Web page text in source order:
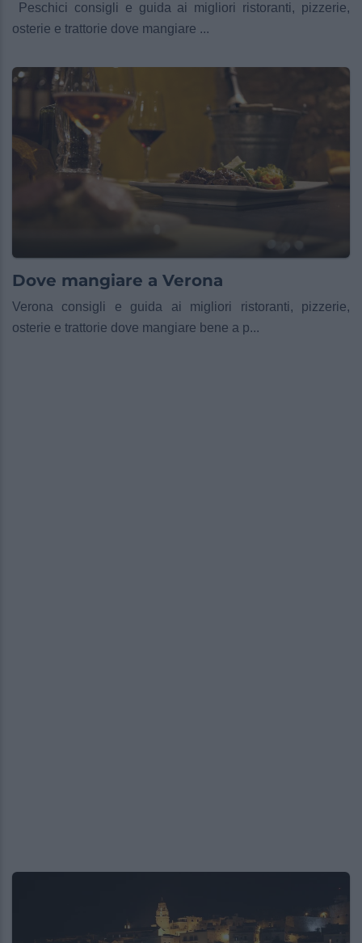
Peschici consigli e guida ai migliori ristoranti, pizzerie,
osterie e trattorie dove mangiare ...
Dove mangiare a Verona
Verona consigli e guida ai migliori ristoranti, pizzerie,
osterie e trattorie dove mangiare bene a p...